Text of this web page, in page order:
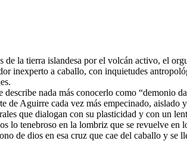
la tierra islandesa por el volcán activo, el
inexperto a caballo, con inquietudes
nada más conocerlo como “demonio
Aguirre cada vez más empecinado,
que dialogan con su plasticidad y con un
lo tenebroso en la lombriz que se revuelve
de dios en esa cruz que cae del caballo y se